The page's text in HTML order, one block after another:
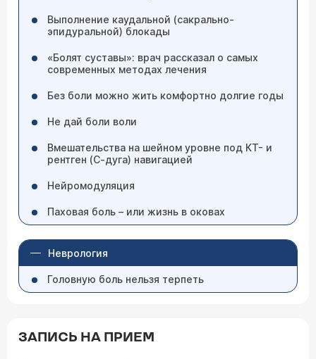
Выполнение каудальной (сакрально-
эпидуральной) блокады
«Болят суставы»: врач рассказал о самых
современных методах лечения
Без боли можно жить комфортно долгие годы
Не дай боли воли
Вмешательства на шейном уровне под КТ- и
рентген (С-дуга) навигацией
Нейромодуляция
Паховая боль – или жизнь в оковах
Неврология
Головную боль нельзя терпеть
ЗАПИСЬ НА ПРИЕМ